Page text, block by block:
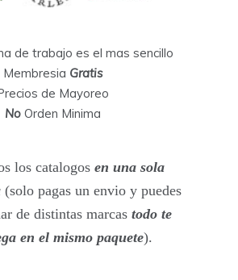
de trabajo es el mas sencillo
Membresia Gratis
de Mayoreo
NoOrden Minima
los catalogos en una sola
(solo pagas un envio y puedes
de distintas marcastodo te
en el mismo paquete).